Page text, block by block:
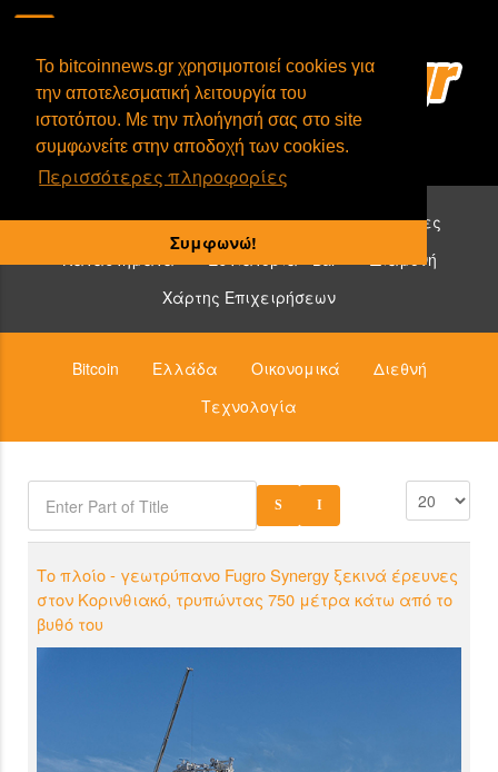
To bitcoinnews.gr χρησιμοποιεί cookies για
την αποτελεσματική λειτουργία του
ιστοτόπου. Με την πλοήγησή σας στο site
συμφωνείτε στην αποδοχή των cookies.
Περισσότερες πληροφορίες
Συμφωνώ!
Επιχειρήσεις που δέχονται bitcoin:
Υπηρεσίες
Καταστήματα
Εστιατόρια - Bar
Διαμονή
Χάρτης Επιχειρήσεων
Bitcoin Ελλάδα Οικονομικά
Διεθνή
Τεχνολογία
Το πλοίο - γεωτρύπανο Fugro Synergy ξεκινά έρευνες
στον Κορινθιακό, τρυπώντας 750 μέτρα κάτω από το
βυθό του